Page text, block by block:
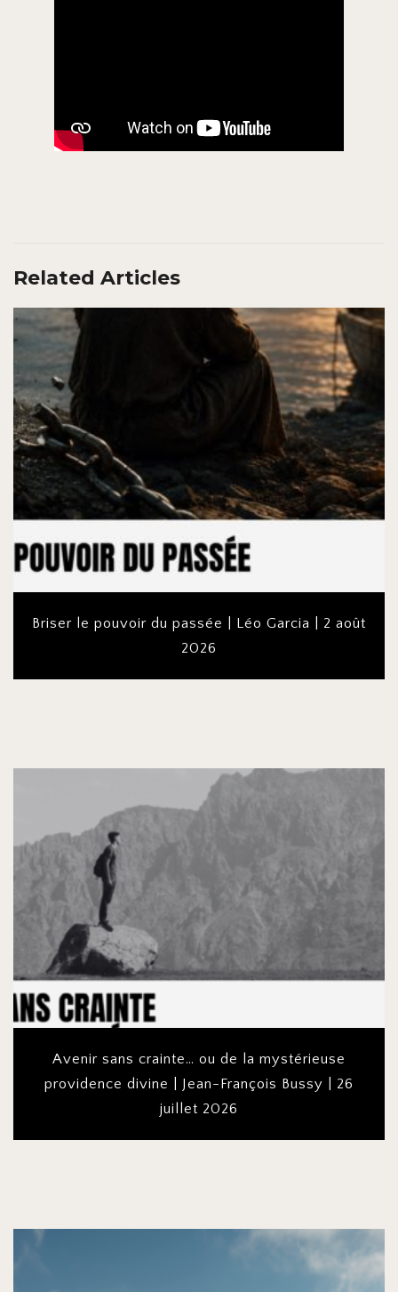
Related Articles
Briser le pouvoir du passée | Léo Garcia | 2 août
2026
Avenir sans crainte… ou de la mystérieuse
providence divine | Jean-François Bussy | 26
juillet 2026